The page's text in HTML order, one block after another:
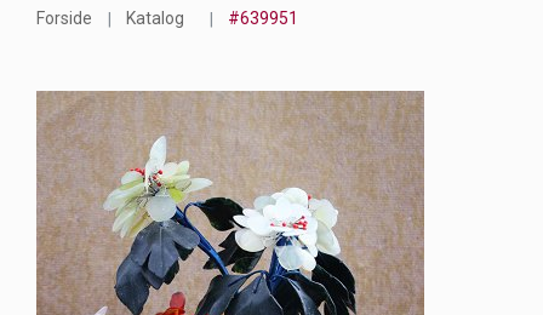
Forside Katalog #639951